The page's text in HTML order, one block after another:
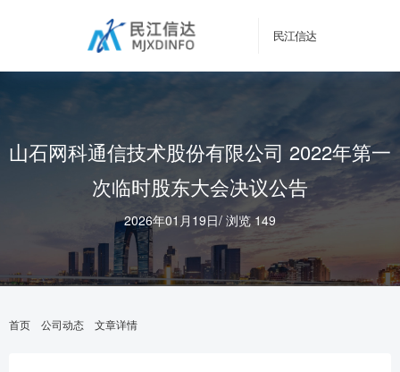
民江信达
山石网科通信技术股份有限公司 2022年第一
次临时股东大会决议公告
2026年01月19日/ 浏览 149
首页 公司动态 文章详情